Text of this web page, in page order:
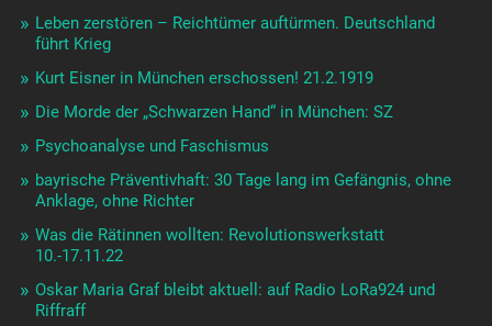
Leben zerstören – Reichtümer auftürmen. Deutschland
führt Krieg
Kurt Eisner in München erschossen! 21.2.1919
Die Morde der „Schwarzen Hand“ in München: SZ
Psychoanalyse und Faschismus
bayrische Präventivhaft: 30 Tage lang im Gefängnis, ohne
Anklage, ohne Richter
Was die Rätinnen wollten: Revolutionswerkstatt
10.-17.11.22
Oskar Maria Graf bleibt aktuell: auf Radio LoRa924 und
Riffraff